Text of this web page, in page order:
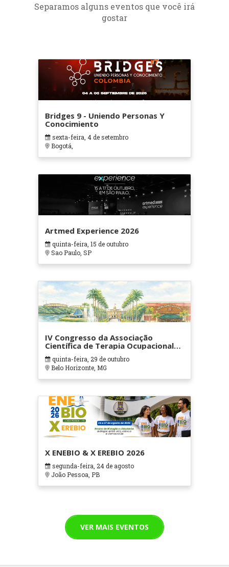
Separamos alguns eventos que você irá
gostar
Bridges 9 - Uniendo Personas Y
Conocimiento
sexta-feira, 4 de setembro
Bogotá,
Artmed Experience 2026
quinta-feira, 15 de outubro
Sao Paulo, SP
IV Congresso da Associação
Científica de Terapia Ocupacional
em Contextos Hospitalares e
Cuidados Paliativos - ATOHOSP
quinta-feira, 29 de outubro
Belo Horizonte, MG
X ENEBIO & X EREBIO 2026
segunda-feira, 24 de agosto
João Pessoa, PB
VER MAIS EVENTOS